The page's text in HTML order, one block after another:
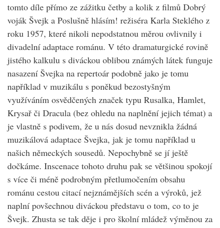
tomto díle přímo ze zážitku četby a kolik z filmů Dobrý
voják Švejk a Poslušně hlásím! režiséra Karla Steklého z
roku 1957, které nikoli nepodstatnou měrou ovlivnily i
divadelní adaptace románu. V této dramaturgické rovině
jistého kalkulu s diváckou oblibou známých látek funguje
nasazení Švejka na repertoár podobně jako je tomu
například v muzikálu s poněkud bezostyšným
využíváním osvědčených značek typu Rusalka, Hamlet,
Krysař či Dracula (bez ohledu na naplnění jejich témat) a
je vlastně s podivem, že u nás dosud nevznikla žádná
muzikálová adaptace Švejka, jak je tomu například u
našich německých sousedů. Nepochybně se jí ještě
dočkáme. Inscenace tohoto druhu pak se většinou spokojí
s více či méně podrobným přetlumočením obsahu
románu cestou citací nejznámějších scén a výroků, jež
naplní povšechnou diváckou představu o tom, co to je
Švejk. Zhusta se tak děje i pro školní mládež výměnou za